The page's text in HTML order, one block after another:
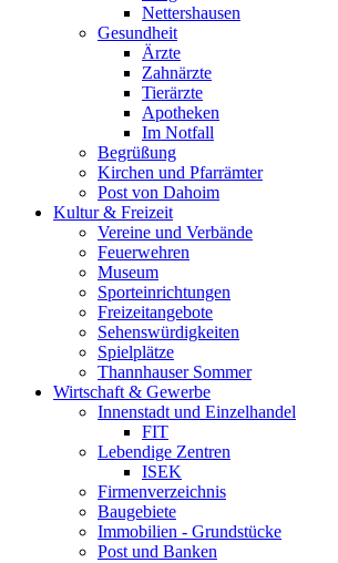
Nettershausen
Gesundheit
Ärzte
Zahnärzte
Tierärzte
Apotheken
Im Notfall
Begrüßung
Kirchen und Pfarrämter
Post von Dahoim
Kultur & Freizeit
Vereine und Verbände
Feuerwehren
Museum
Sporteinrichtungen
Freizeitangebote
Sehenswürdigkeiten
Spielplätze
Thannhauser Sommer
Wirtschaft & Gewerbe
Innenstadt und Einzelhandel
FIT
Lebendige Zentren
ISEK
Firmenverzeichnis
Baugebiete
Immobilien - Grundstücke
Post und Banken